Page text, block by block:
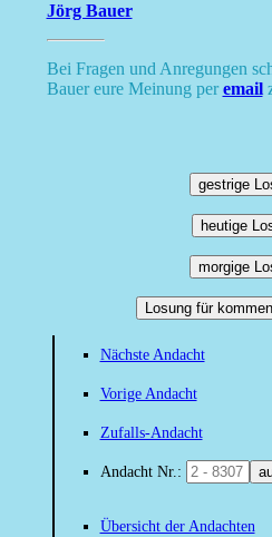
Jörg Bauer
Bei Fragen und Anregungen
Bauer eure Meinung peremail
gestrige
heutige
morgige
Losung für
Nächste Andacht
Vorige Andacht
Zufalls-Andacht
Andacht Nr.:
Übersicht der Andachten